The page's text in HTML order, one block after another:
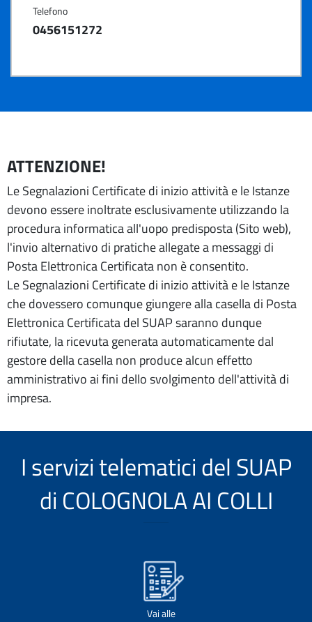
Telefono
0456151272
ATTENZIONE!
Le Segnalazioni Certificate di inizio attività e le Istanze
devono essere inoltrate esclusivamente utilizzando la
procedura informatica all'uopo predisposta (Sito web),
l'invio alternativo di pratiche allegate a messaggi di
Posta Elettronica Certificata non è consentito.
Le Segnalazioni Certificate di inizio attività e le Istanze
che dovessero comunque giungere alla casella di Posta
Elettronica Certificata del SUAP saranno dunque
rifiutate, la ricevuta generata automaticamente dal
gestore della casella non produce alcun effetto
amministrativo ai fini dello svolgimento dell'attività di
impresa.
I servizi telematici del SUAP
di COLOGNOLA AI COLLI
Vai alle